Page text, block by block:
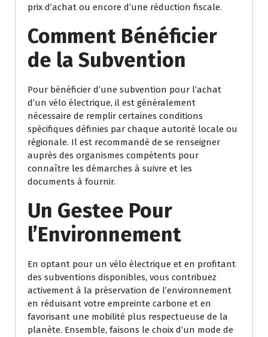
prix d’achat ou encore d’une réduction fiscale.
Comment Bénéficier
de la Subvention
Pour bénéficier d’une subvention pour l’achat
d’un vélo électrique, il est généralement
nécessaire de remplir certaines conditions
spécifiques définies par chaque autorité locale ou
régionale. Il est recommandé de se renseigner
auprès des organismes compétents pour
connaître les démarches à suivre et les
documents à fournir.
Un Gestee Pour
l’Environnement
En optant pour un vélo électrique et en profitant
des subventions disponibles, vous contribuez
activement à la préservation de l’environnement
en réduisant votre empreinte carbone et en
favorisant une mobilité plus respectueuse de la
planète. Ensemble, faisons le choix d’un mode de